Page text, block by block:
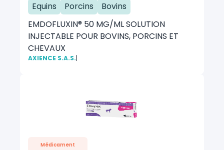
Equins Porcins
Bovins
EMDOFLUXIN® 50 MG/ML SOLUTION
INJECTABLE POUR BOVINS, PORCINS ET
CHEVAUX
AXIENCE S.A.S.|
Médicament